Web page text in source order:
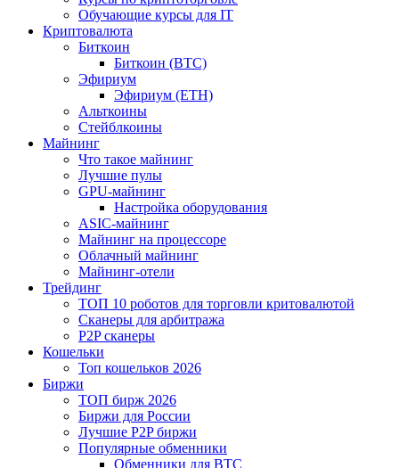
Обучающие курсы для IT
Криптовалюта
Биткоин
Биткоин (BTC)
Эфириум
Эфириум (ETH)
Альткоины
Стейблкоины
Майнинг
Что такое майнинг
Лучшие пулы
GPU-майнинг
Настройка оборудования
ASIC-майнинг
Майнинг на процессоре
Облачный майнинг
Майнинг-отели
Трейдинг
ТОП 10 роботов для торговли критовалютой
Сканеры для арбитража
P2P сканеры
Кошельки
Топ кошельков 2026
Биржи
ТОП бирж 2026
Биржи для России
Лучшие P2P биржи
Популярные обменники
Обменники для BTC